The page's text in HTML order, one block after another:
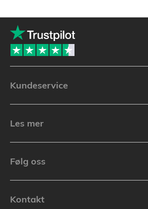
Kundeservice
Les mer
Følg oss
Kontakt